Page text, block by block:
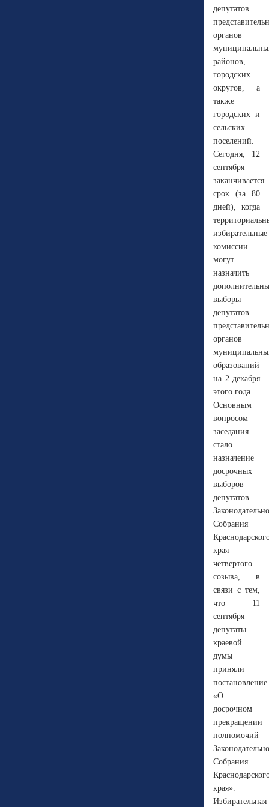
депутатов
органов
районов,
городских
округов, а
также
городских и
сельских
поселений.
Сегодня, 12
сентября
заканчивается
срок (за 80
дней), когда
избирательные
комиссии
могут
назначить
выборы
депутатов
органов
образований
на 2 декабря
этого года.
Основным
вопросом
заседания
стало
назначение
досрочных
выборов
депутатов
Собрания
края
четвертого
созыва, в
связи с тем,
что 11
сентября
депутаты
краевой
думы
приняли
постановление
«О
досрочном
прекращении
полномочий
Собрания
края».
Избирательная